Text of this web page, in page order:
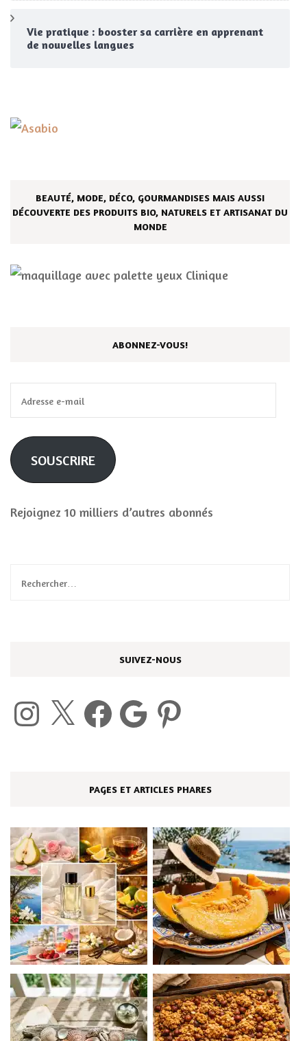
Vie pratique : booster sa carrière en apprenant
de nouvelles langues
BEAUTÉ, MODE, DÉCO, GOURMANDISES MAIS AUSSI
DÉCOUVERTE DES PRODUITS BIO, NATURELS ET ARTISANAT DU
MONDE
ABONNEZ-VOUS!
e-
mail
SOUSCRIRE
Rejoignez 10 milliers d’autres abonnés
Rechercher :
SUIVEZ-NOUS
Instagram Facebook Google Pinterest
PAGES ET ARTICLES PHARES